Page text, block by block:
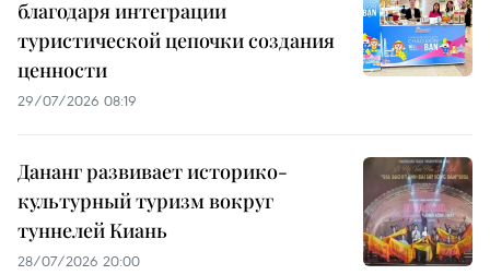
благодаря интеграции
туристической цепочки создания
ценности
29/07/2026 08:19
Дананг развивает историко-
культурный туризм вокруг
туннелей Киань
28/07/2026 20:00